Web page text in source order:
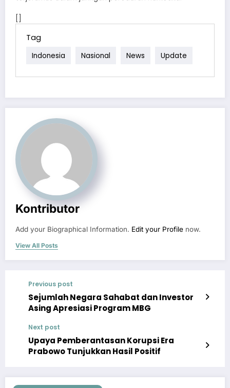
[]
Tag
Indonesia Nasional News Update
Kontributor
Add your Biographical Information. Edit your Profile now.
View All Posts
Previous post
Sejumlah Negara Sahabat dan Investor
Asing Apresiasi Program MBG
Next post
Upaya Pemberantasan Korupsi Era
Prabowo Tunjukkan Hasil Positif